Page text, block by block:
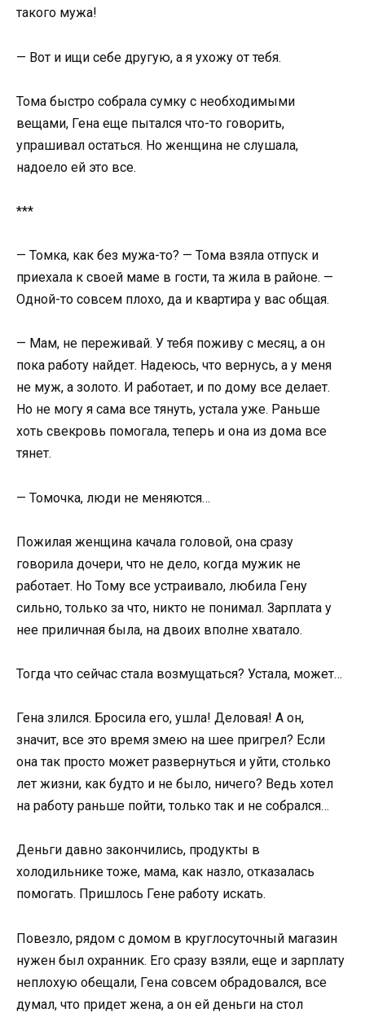
такого мужа!
— Вот и ищи себе другую, а я ухожу от тебя.
Тома быстро собрала сумку с необходимыми
вещами, Гена еще пытался что-то говорить,
упрашивал остаться. Но женщина не слушала,
надоело ей это все.
***
— Томка, как без мужа-то? — Тома взяла отпуск и
приехала к своей маме в гости, та жила в районе. —
Одной-то совсем плохо, да и квартира у вас общая.
— Мам, не переживай. У тебя поживу с месяц, а он
пока работу найдет. Надеюсь, что вернусь, а у меня
не муж, а золото. И работает, и по дому все делает.
Но не могу я сама все тянуть, устала уже. Раньше
хоть свекровь помогала, теперь и она из дома все
тянет.
— Томочка, люди не меняются…
Пожилая женщина качала головой, она сразу
говорила дочери, что не дело, когда мужик не
работает. Но Тому все устраивало, любила Гену
сильно, только за что, никто не понимал. Зарплата у
нее приличная была, на двоих вполне хватало.
Тогда что сейчас стала возмущаться? Устала, может…
Гена злился. Бросила его, ушла! Деловая! А он,
значит, все это время змею на шее пригрел? Если
она так просто может развернуться и уйти, столько
лет жизни, как будто и не было, ничего? Ведь хотел
на работу раньше пойти, только так и не собрался…
Деньги давно закончились, продукты в
холодильнике тоже, мама, как назло, отказалась
помогать. Пришлось Гене работу искать.
Повезло, рядом с домом в круглосуточный магазин
нужен был охранник. Его сразу взяли, еще и зарплату
неплохую обещали, Гена совсем обрадовался, все
думал, что придет жена, а он ей деньги на стол